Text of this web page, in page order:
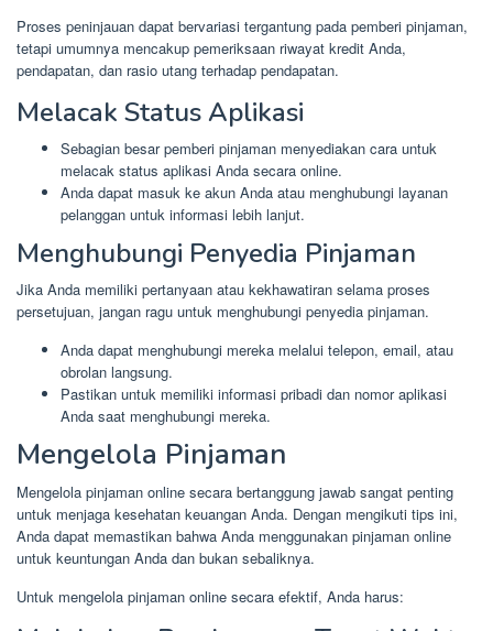
Proses peninjauan dapat bervariasi tergantung pada pemberi pinjaman,
tetapi umumnya mencakup pemeriksaan riwayat kredit Anda,
pendapatan, dan rasio utang terhadap pendapatan.
Melacak Status Aplikasi
Sebagian besar pemberi pinjaman menyediakan cara untuk
melacak status aplikasi Anda secara online.
Anda dapat masuk ke akun Anda atau menghubungi layanan
pelanggan untuk informasi lebih lanjut.
Menghubungi Penyedia Pinjaman
Jika Anda memiliki pertanyaan atau kekhawatiran selama proses
persetujuan, jangan ragu untuk menghubungi penyedia pinjaman.
Anda dapat menghubungi mereka melalui telepon, email, atau
obrolan langsung.
Pastikan untuk memiliki informasi pribadi dan nomor aplikasi
Anda saat menghubungi mereka.
Mengelola Pinjaman
Mengelola pinjaman online secara bertanggung jawab sangat penting
untuk menjaga kesehatan keuangan Anda. Dengan mengikuti tips ini,
Anda dapat memastikan bahwa Anda menggunakan pinjaman online
untuk keuntungan Anda dan bukan sebaliknya.
Untuk mengelola pinjaman online secara efektif, Anda harus: